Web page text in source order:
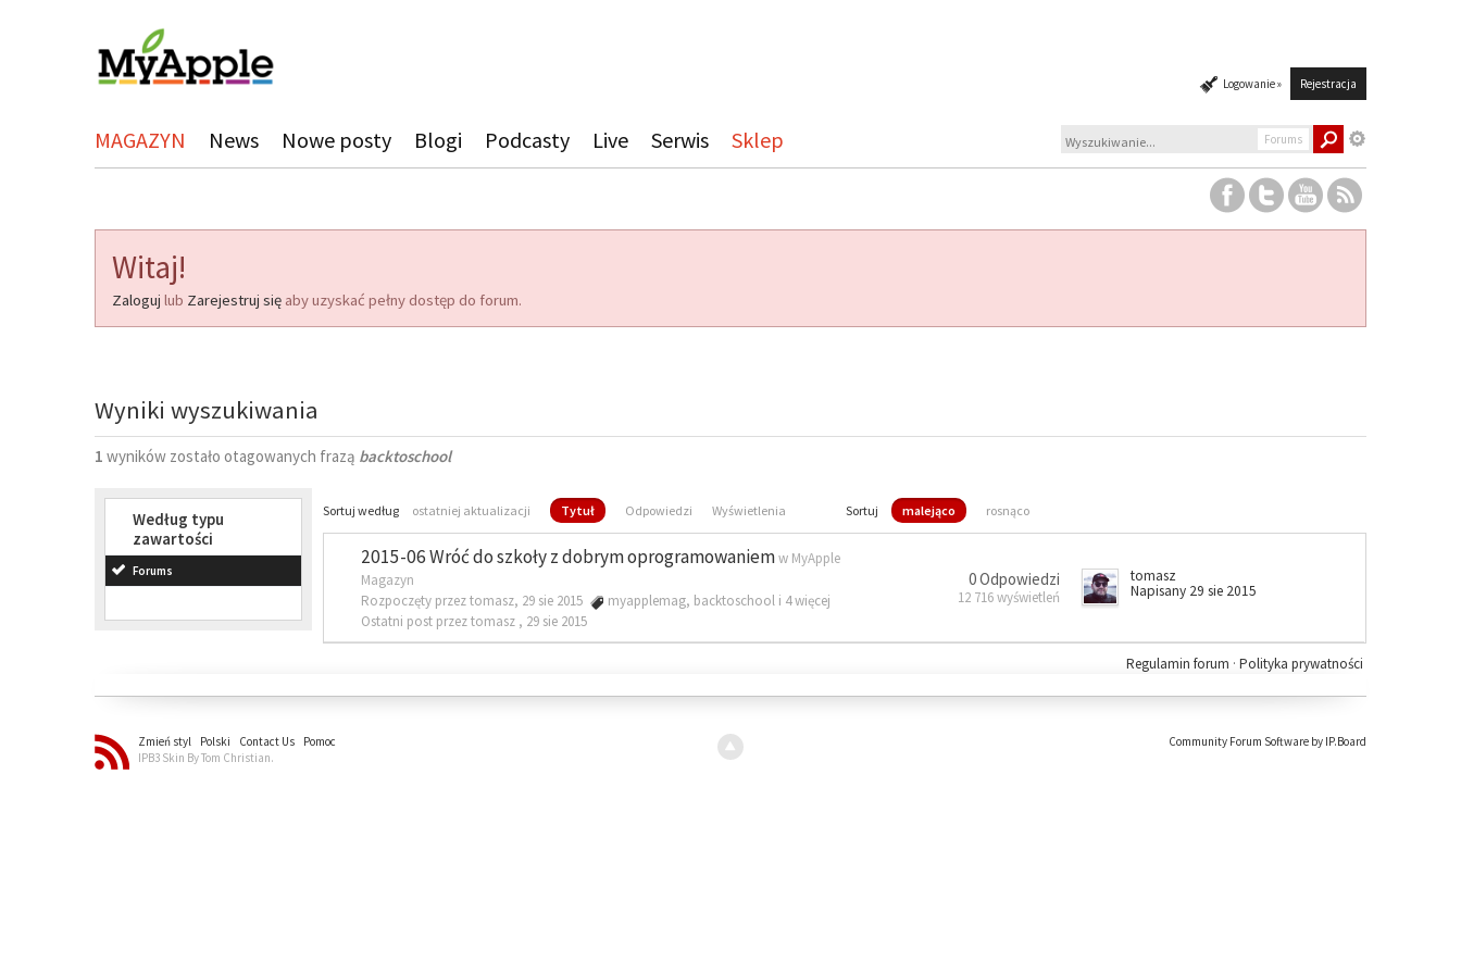
Logowanie » Rejestracja
MAGAZYN News Nowe posty Blogi Podcasty Live Serwis Sklep Forums
Witaj!
Zaloguj lub Zarejestruj się aby uzyskać pełny dostęp do forum.
Wyniki wyszukiwania
1 wyników zostało otagowanych frazą backtoschool
Według typu
zawartości
Forums
Sortuj według ostatniej aktualizacji Tytuł Odpowiedzi Wyświetlenia Sortuj malejąco rosnąco
2015-06 Wróć do szkoły z dobrym oprogramowaniemw MyApple
Magazyn
Rozpoczęty przez tomasz, 29 sie 2015
myapplemag, backtoschool i 4 więcej
Ostatni post przez tomasz , 29 sie 2015
0 Odpowiedzi
12 716 wyświetleń
tomasz
Napisany 29 sie 2015
Polityka prywatności
Regulamin forum ·
Zmień styl Polski Contact Us
Pomoc
IPB3 Skin By Tom Christian.
Community Forum Software by IP.Board